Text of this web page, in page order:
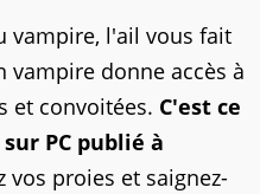
vampire, l'ail vous fait
vampire donne accès à
et convoitées. C'est ce
PC publié à
vos proies et saignez-